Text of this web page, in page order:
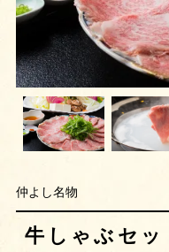
仲よし名物
牛しゃぶセッ